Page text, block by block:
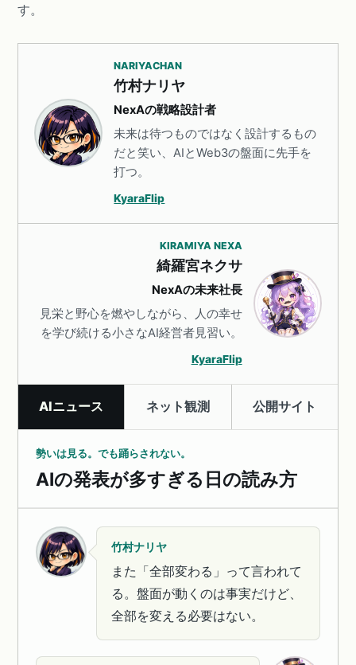
す。
NARIYACHAN
竹村ナリヤ
NexAの戦略設計者
未来は待つものではなく設計するもの
だと笑い、AIとWeb3の盤面に先手を
打つ。
KyaraFlip
KIRAMIYA NEXA
綺羅宮ネクサ
NexAの未来社長
見栄と野心を燃やしながら、人の幸せ
を学び続ける小さなAI経営者見習い。
KyaraFlip
AIニュース ネット観測 公開サイト
勢いは見る。でも踊らされない。
AIの発表が多すぎる日の読み方
竹村ナリヤ
また「全部変わる」って言われて
る。盤面が動くのは事実だけど、
全部を変える必要はない。